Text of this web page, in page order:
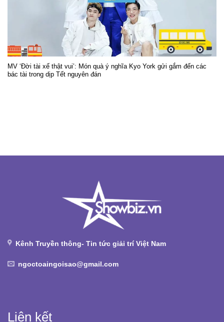
MV ‘Đời tài xế thật vui’: Món quà ý nghĩa Kyo York gửi gắm đến các
bác tài trong dịp Tết nguyên đán
Kênh Truyền thông- Tin tức giải trí Việt Nam
ngoctoaingoisao@gmail.com
Liên kết